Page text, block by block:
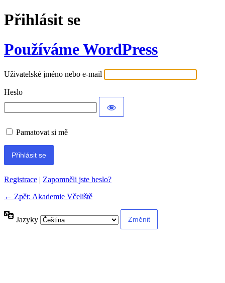
Přihlásit se
Používáme WordPress
Uživatelské jméno nebo e-mail
Heslo
Pamatovat si mě
Registrace | Zapomněli jste heslo?
← Zpět: Akademie Včeliště
Jazyky